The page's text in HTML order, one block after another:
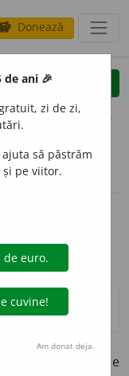
Donează
clear
opțiuni
declinări
bolnăvicioasă de
ani 🎉
zi de zi,
să păstrăm
pe viitor.
Am donat deja.